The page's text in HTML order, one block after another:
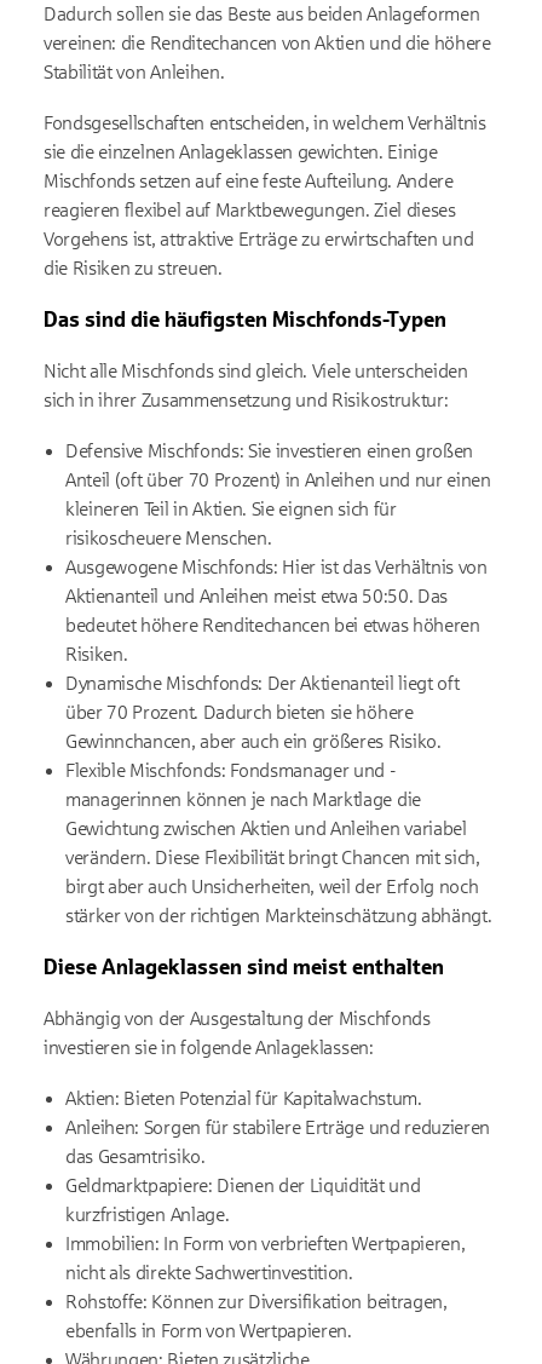
Dadurch sollen sie das Beste aus beiden Anlageformen
vereinen: die Renditechancen von Aktien und die höhere
Stabilität von Anleihen.
Fondsgesellschaften entscheiden, in welchem Verhältnis
sie die einzelnen Anlageklassen gewichten. Einige
Mischfonds setzen auf eine feste Aufteilung. Andere
reagieren flexibel auf Marktbewegungen. Ziel dieses
Vorgehens ist, attraktive Erträge zu erwirtschaften und
die Risiken zu streuen.
Das sind die häufigsten Mischfonds-Typen
Nicht alle Mischfonds sind gleich. Viele unterscheiden
sich in ihrer Zusammensetzung und Risikostruktur:
Defensive Mischfonds: Sie investieren einen großen
Anteil (oft über 70 Prozent) in Anleihen und nur einen
kleineren Teil in Aktien. Sie eignen sich für
risikoscheuere Menschen.
Ausgewogene Mischfonds: Hier ist das Verhältnis von
Aktienanteil und Anleihen meist etwa 50:50. Das
bedeutet höhere Renditechancen bei etwas höheren
Risiken.
Dynamische Mischfonds: Der Aktienanteil liegt oft
über 70 Prozent. Dadurch bieten sie höhere
Gewinnchancen, aber auch ein größeres Risiko.
Flexible Mischfonds: Fondsmanager und -
managerinnen können je nach Marktlage die
Gewichtung zwischen Aktien und Anleihen variabel
verändern. Diese Flexibilität bringt Chancen mit sich,
birgt aber auch Unsicherheiten, weil der Erfolg noch
stärker von der richtigen Markteinschätzung abhängt.
Diese Anlageklassen sind meist enthalten
Abhängig von der Ausgestaltung der Mischfonds
investieren sie in folgende Anlageklassen:
Aktien: Bieten Potenzial für Kapitalwachstum.
Anleihen: Sorgen für stabilere Erträge und reduzieren
das Gesamtrisiko.
Geldmarktpapiere: Dienen der Liquidität und
kurzfristigen Anlage.
Immobilien: In Form von verbrieften Wertpapieren,
nicht als direkte Sachwertinvestition.
Rohstoffe: Können zur Diversifikation beitragen,
ebenfalls in Form von Wertpapieren.
Währungen: Bieten zusätzliche